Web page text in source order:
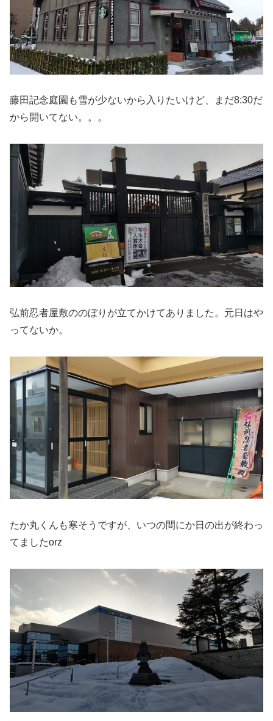
藤田記念庭園も雪が少ないから入りたいけど、まだ8:30だ
から開いてない。。。
弘前忍者屋敷ののぼりが立てかけてありました。元日はや
ってないか。
たか丸くんも寒そうですが、いつの間にか日の出が終わっ
てましたorz